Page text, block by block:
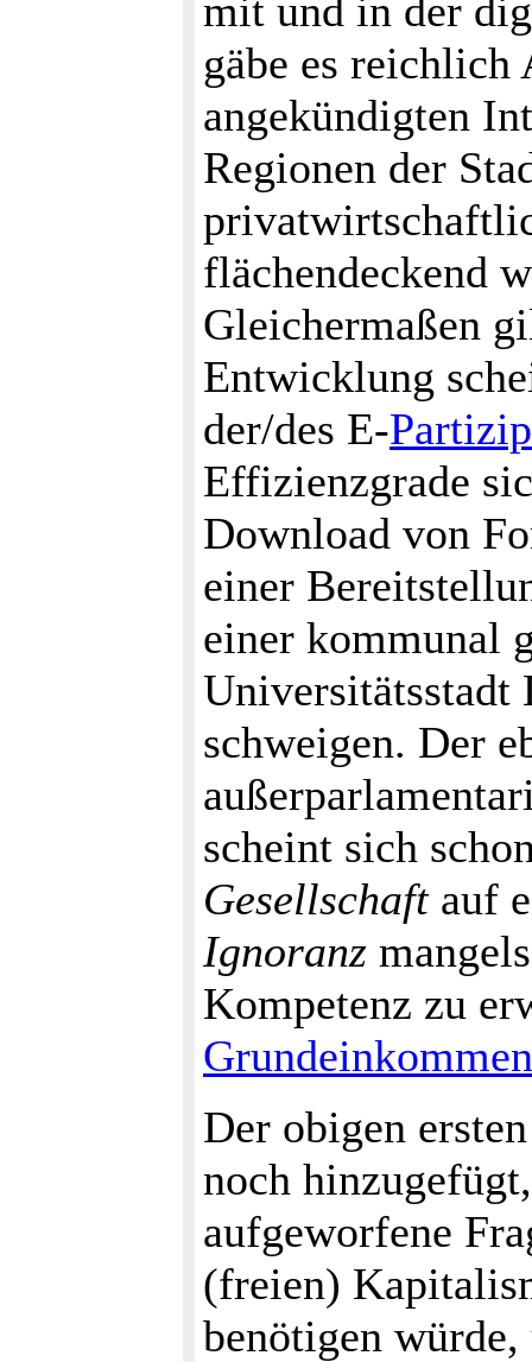
mit und in der
gäbe es reichlich
angekündigten
Regionen der
flächendeckend
Gleichermaßen
Entwicklung
der/des E-
Effizienzgrade
Download von
einer
einer kommunal
Universitätsstadt
schweigen. Der
scheint sich
Gesellschaftauf
Ignoranz
Kompetenz zu
Grundeinkommen
Der obigen
noch
aufgeworfene
(freien)
benötigen